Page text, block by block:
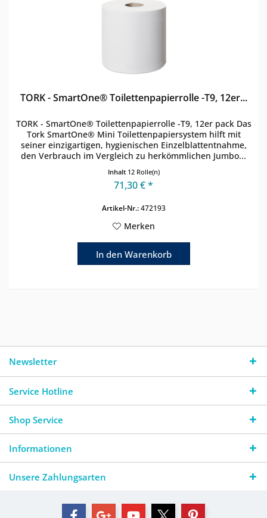
TORK - SmartOne® Toilettenpapierrolle -T9, 12er...
TORK - SmartOne® Toilettenpapierrolle -T9, 12er pack Das
Tork SmartOne® Mini Toilettenpapiersystem hilft mit
seiner einzigartigen, hygienischen Einzelblattentnahme,
den Verbrauch im Vergleich zu herkömmlichen Jumbo...
Inhalt 12 Rolle(n)
71,30 € *
Artikel-Nr.:472193
Merken
In den Warenkorb
Newsletter
Service Hotline
Shop Service
Informationen
Unsere Zahlungsarten